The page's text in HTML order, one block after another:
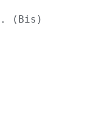
(Bis)